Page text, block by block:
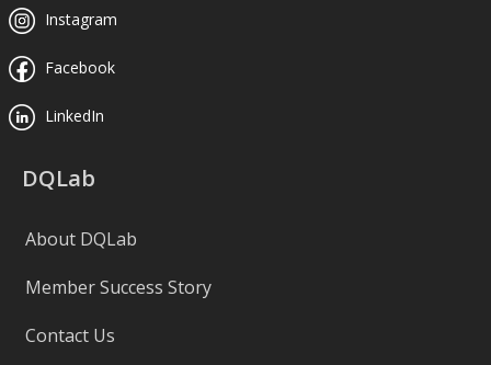
Instagram
Facebook
LinkedIn
DQLab
About DQLab
Member Success Story
Contact Us